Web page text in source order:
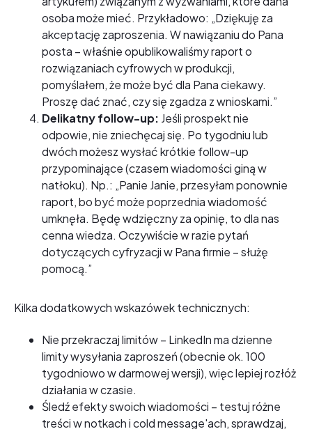
osoba może mieć. Przykładowo: „Dziękuję za
akceptację zaproszenia. W nawiązaniu do Pana
posta – właśnie opublikowaliśmy raport o
rozwiązaniach cyfrowych w produkcji,
pomyślałem, że może być dla Pana ciekawy.
Proszę dać znać, czy się zgadza z wnioskami.”
Delikatny follow-up: Jeśli prospekt nie
odpowie, nie zniechęcaj się. Po tygodniu lub
dwóch możesz wysłać krótkie follow-up
przypominające (czasem wiadomości giną w
natłoku). Np.: „Panie Janie, przesyłam ponownie
raport, bo być może poprzednia wiadomość
umknęła. Będę wdzięczny za opinię, to dla nas
cenna wiedza. Oczywiście w razie pytań
dotyczących cyfryzacji w Pana firmie – służę
pomocą.”
Kilka dodatkowych wskazówek technicznych:
Nie przekraczaj limitów – LinkedIn ma dzienne
limity wysyłania zaproszeń (obecnie ok. 100
tygodniowo w darmowej wersji), więc lepiej rozłóż
działania w czasie.
Śledź efekty swoich wiadomości – testuj różne
treści w notkach i cold message'ach, sprawdzaj,